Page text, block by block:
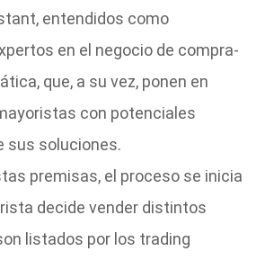
entendidos como
en el negocio de compra-
que, a su vez, ponen en
con potenciales
sus soluciones.
premisas, el proceso se inicia
decide vender distintos
listados por los trading